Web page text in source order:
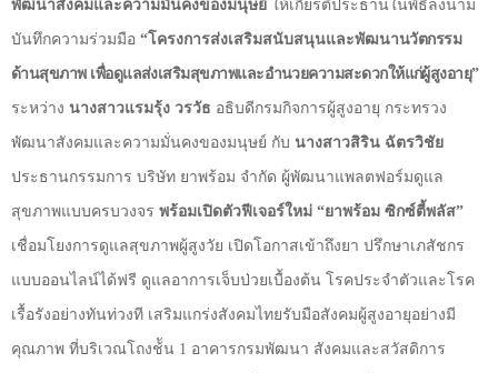
พัฒนาสังคมและความมั่นคงของมนุษย์ ให้เกียรติประธานในพิธีลงนาม
บันทึกความร่วมมือ “โครงการส่งเสริมสนับสนุนและพัฒนานวัตกรรม
ด้านสุขภาพ เพื่อดูแลส่งเสริมสุขภาพและอำนวยความสะดวกให้แก่ผู้สูงอายุ”
ระหว่าง นางสาวแรมรุ้ง วรวัธ อธิบดีกรมกิจการผู้สูงอายุ กระทรวง
พัฒนาสังคมและความมั่นคงของมนุษย์ กับ นางสาวสิริน ฉัตรวิชัย
ประธานกรรมการ บริษัท ยาพร้อม จำกัด ผู้พัฒนาแพลตฟอร์มดูแล
สุขภาพแบบครบวงจร พร้อมเปิดตัวฟีเจอร์ใหม่ “ยาพร้อม ซิกซ์ตี้พลัส”
เชื่อมโยงการดูแลสุขภาพผู้สูงวัย เปิดโอกาสเข้าถึงยา ปรึกษาเภสัชกร
แบบออนไลน์ได้ฟรี ดูแลอาการเจ็บป่วยเบื้องต้น โรคประจำตัวและโรค
เรื้อรังอย่างทันท่วงที เสริมแกร่งสังคมไทยรับมือสังคมผู้สูงอายุอย่างมี
คุณภาพ ที่บริเวณโถงช้ัน 1 อาคารกรมพัฒนา สังคมและสวัสดิการ